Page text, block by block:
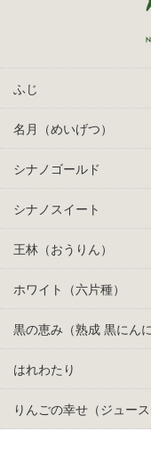
ふじ
名月（めいげつ）
シナノゴールド
シナノスイート
王林（おうりん）
ホワイト（六片種）
黒の恵み（熟成 黒にんに
はれわたり
りんごの幸せ（ジュース